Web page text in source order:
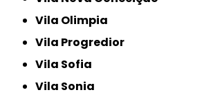
Vila Olimpia
Vila Progredior
Vila Sofia
Vila Sonia